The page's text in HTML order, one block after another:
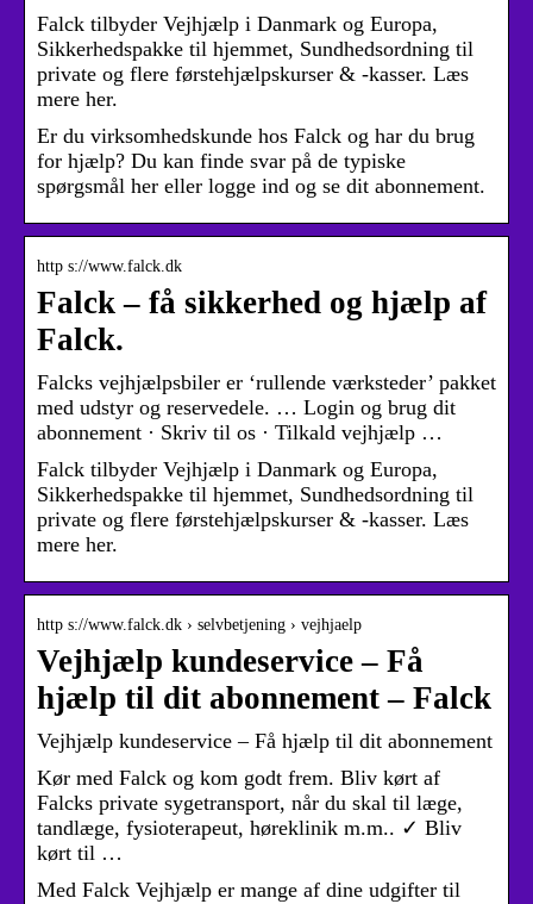
Falck tilbyder Vejhjælp i Danmark og Europa,
Sikkerhedspakke til hjemmet, Sundhedsordning til
private og flere førstehjælpskurser & -kasser. Læs
mere her.
Er du virksomhedskunde hos Falck og har du brug
for hjælp? Du kan finde svar på de typiske
spørgsmål her eller logge ind og se dit abonnement.
http s://www.falck.dk
Falck – få sikkerhed og hjælp af
Falck.
Falcks vejhjælpsbiler er ‘rullende værksteder’ pakket
med udstyr og reservedele. … Login og brug dit
abonnement · Skriv til os · Tilkald vejhjælp …
Falck tilbyder Vejhjælp i Danmark og Europa,
Sikkerhedspakke til hjemmet, Sundhedsordning til
private og flere førstehjælpskurser & -kasser. Læs
mere her.
http s://www.falck.dk › selvbetjening › vejhjaelp
Vejhjælp kundeservice – Få
hjælp til dit abonnement – Falck
Vejhjælp kundeservice – Få hjælp til dit abonnement
Kør med Falck og kom godt frem. Bliv kørt af
Falcks private sygetransport, når du skal til læge,
tandlæge, fysioterapeut, høreklinik m.m.. ✓ Bliv
kørt til …
Med Falck Vejhjælp er mange af dine udgifter til